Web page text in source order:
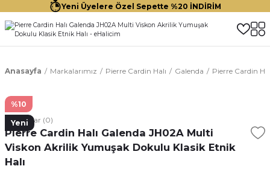
Yeni Üyelere Özel Sepette %20 İNDİRİM
Anasayfa Markalarımız Pierre Cardin Halı Galenda Pierre Cardin
%10
Yeni
Yorumlar (0)
Pierre Cardin Halı Galenda JH02A Multi
Viskon Akrilik Yumuşak Dokulu Klasik Etnik
Halı